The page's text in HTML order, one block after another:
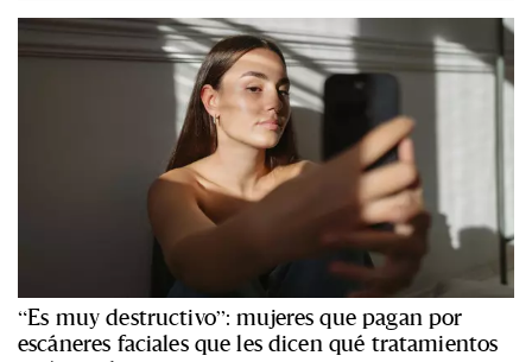
“Es muy destructivo”: mujeres que pagan por
escáneres faciales que les dicen qué tratamientos